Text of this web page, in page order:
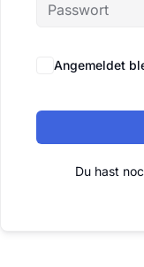
Angemeldet
Du hast